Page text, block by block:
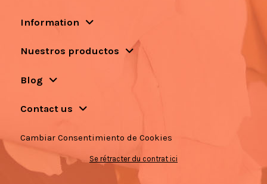
Information
Nuestros productos
Blog
Contact us
Cambiar Consentimiento de Cookies
Se rétracter du contrat ici